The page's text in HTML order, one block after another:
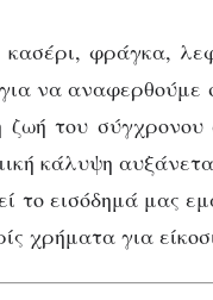
κασέρι, φράγκα,
να αναφερθούμε
ζωή του
κάλυψη
το εισόδημά μας
χρήματα για